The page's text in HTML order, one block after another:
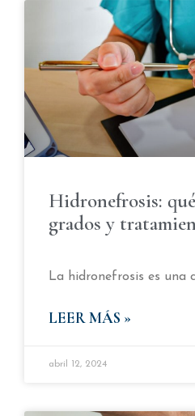
Hidronefrosis: qué
grados y
La hidronefrosis es una
LEER MÁS »
abril 12, 2024